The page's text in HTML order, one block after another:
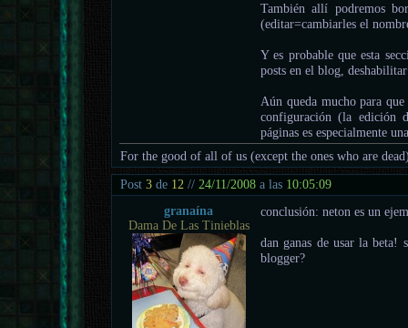
También allí podremos
(editar=cambiarles el
Y es probable que esta
posts en el blog,
Aún queda mucho para
configuración (la edición
páginas es especialmente
For the good of all of us (except the ones who are
Post3 de 12 //24/11/2008 a las 10:05:09
granaína
Dama De Las Tinieblas
conclusión: neton es un
dan ganas de usar la beta!
blogger?